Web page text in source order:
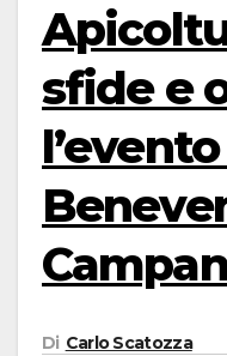
sfide e
Di Carlo Scatozza